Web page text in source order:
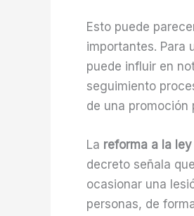
Esto puede
importantes. Para
puede influir en
seguimiento
de una
La reforma a la
decreto señala
ocasionar una
personas, de